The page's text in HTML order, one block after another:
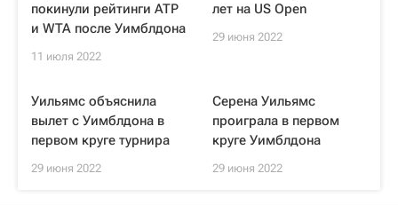
покинули рейтинги ATP
и WTA после Уимблдона
11 июля 2022
лет на US Open
29 июня 2022
Уильямс объяснила
вылет с Уимблдона в
первом круге турнира
29 июня 2022
Серена Уильямс
проиграла в первом
круге Уимблдона
29 июня 2022